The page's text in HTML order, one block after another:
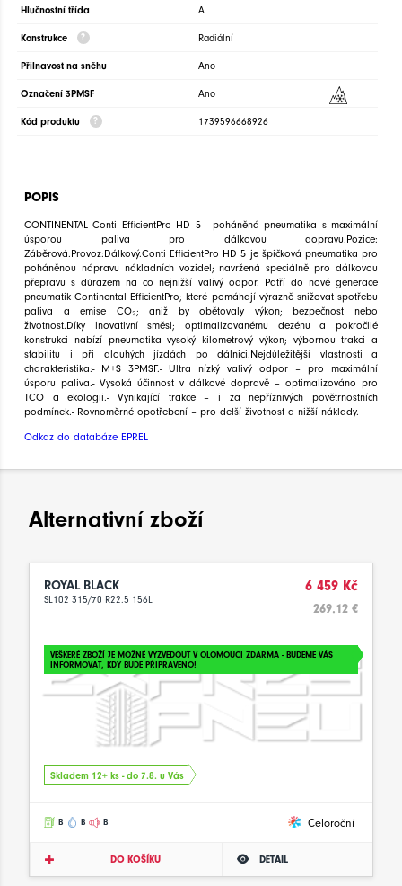
Hlučnostní třída A
Konstrukce Radiální
Přilnavost na sněhu Ano
Označení 3PMSF Ano
Kód produktu 1739596668926
POPIS
CONTINENTAL Conti EfficientPro HD 5 - poháněná pneumatika s maximální
úsporou paliva pro dálkovou dopravu.Pozice:
Záběrová.Provoz:Dálkový.Conti EfficientPro HD 5 je špičková pneumatika pro
poháněnou nápravu nákladních vozidel; navržená speciálně pro dálkovou
přepravu s důrazem na co nejnižší valivý odpor. Patří do nové generace
pneumatik Continental EfficientPro; které pomáhají výrazně snižovat spotřebu
paliva a emise CO₂; aniž by obětovaly výkon; bezpečnost nebo
životnost.Díky inovativní směsi; optimalizovanému dezénu a pokročilé
konstrukci nabízí pneumatika vysoký kilometrový výkon; výbornou trakci a
stabilitu i při dlouhých jízdách po dálnici.Nejdůležitější vlastnosti a
charakteristika:- M+S 3PMSF.- Ultra nízký valivý odpor – pro maximální
úsporu paliva.- Vysoká účinnost v dálkové dopravě – optimalizováno pro
TCO a ekologii.- Vynikající trakce – i za nepříznivých povětrnostních
podmínek.- Rovnoměrné opotřebení – pro delší životnost a nižší náklady.
Odkaz do databáze EPREL
Alternativní zboží
ROYAL BLACK
SL102 315/70 R22.5 156L
6 459 Kč
269.12 €
VEŠKERÉ ZBOŽÍ JE MOŽNÉ VYZVEDOUT V OLOMOUCI ZDARMA - BUDEME VÁS
INFORMOVAT, KDY BUDE PŘIPRAVENO!
Skladem 12+ ks - do 7.8. u Vás
B B B Celoroční
DO KOŠÍKU DETAIL